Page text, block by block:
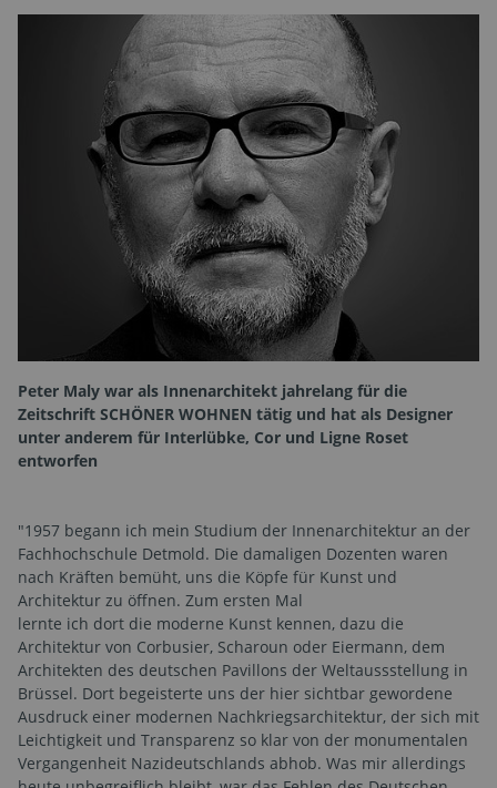
Peter Maly war als Innenarchitekt jahrelang für die
Zeitschrift SCHÖNER WOHNEN tätig und hat als Designer
unter anderem für Interlübke, Cor und Ligne Roset
entworfen
"1957 begann ich mein Studium der Innenarchitektur an der
Fachhochschule Detmold. Die damaligen Dozenten waren
nach Kräften bemüht, uns die Köpfe für Kunst und
Architektur zu öffnen. Zum ersten Mal
lernte ich dort die moderne Kunst kennen, dazu die
Architektur von Corbusier, Scharoun oder Eiermann, dem
Architekten des deutschen Pavillons der Weltaussstellung in
Brüssel. Dort begeisterte uns der hier sichtbar gewordene
Ausdruck einer modernen Nachkriegsarchitektur, der sich mit
Leichtigkeit und Transparenz so klar von der monumentalen
Vergangenheit Nazideutschlands abhob. Was mir allerdings